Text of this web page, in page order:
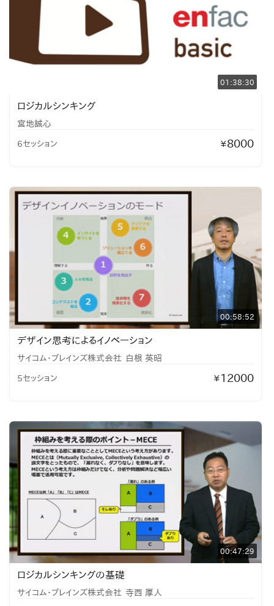
01:38:30
ロジカルシンキング
宮地誠心
6セッション ¥8000
00:58:52
デザイン思考によるイノベーション
サイコム・ブレインズ株式会社 白根 英昭
5セッション ¥ 12000
00:47:29
ロジカルシンキングの基礎
サイコム・ブレインズ株式会社 寺西 厚人